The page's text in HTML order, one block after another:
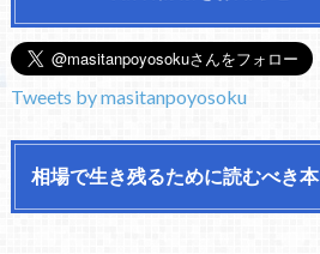
Tweets by masitanpoyosoku
相場で生き残るために読むべき本